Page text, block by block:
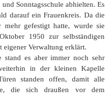
Sonntagsschule abhielten. Es
darauf ein Frauenkreis. Da die
gefestigt hatte, wurde sie
1950 zur selbständigen
eigener Verwaltung erklärt.
stand es aber immer noch sehr
in der kleinen Kapelle
standen offen, damit alle
die sich draußen vor dem